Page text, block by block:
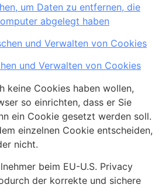
um Daten zu entfernen, die
abgelegt haben
und Verwalten von Cookies
und Verwalten von Cookies
keine Cookies haben wollen,
so einrichten, dass er Sie
ein Cookie gesetzt werden soll.
einzelnen Cookie entscheiden,
nicht.
beim EU-U.S. Privacy
der korrekte und sichere